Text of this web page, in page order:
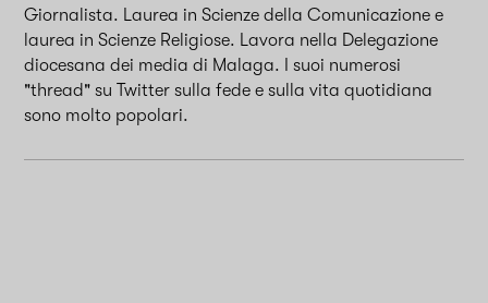
Giornalista. Laurea in Scienze della Comunicazione e
laurea in Scienze Religiose. Lavora nella Delegazione
diocesana dei media di Malaga. I suoi numerosi
"thread" su Twitter sulla fede e sulla vita quotidiana
sono molto popolari.